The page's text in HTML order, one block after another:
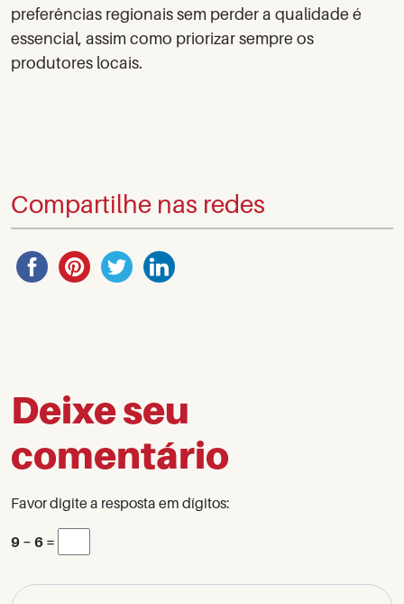
preferências regionais sem perder a qualidade é
essencial, assim como priorizar sempre os
produtores locais.
Compartilhe nas redes
Deixe seu
comentário
Favor digite a resposta em dígitos:
9 − 6 =